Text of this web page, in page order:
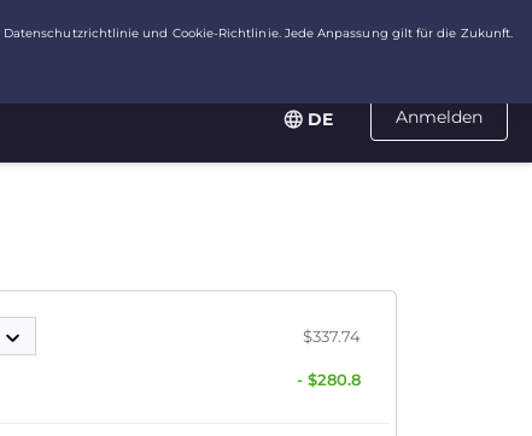
Anmelden
DE
$337.74
- $280.8